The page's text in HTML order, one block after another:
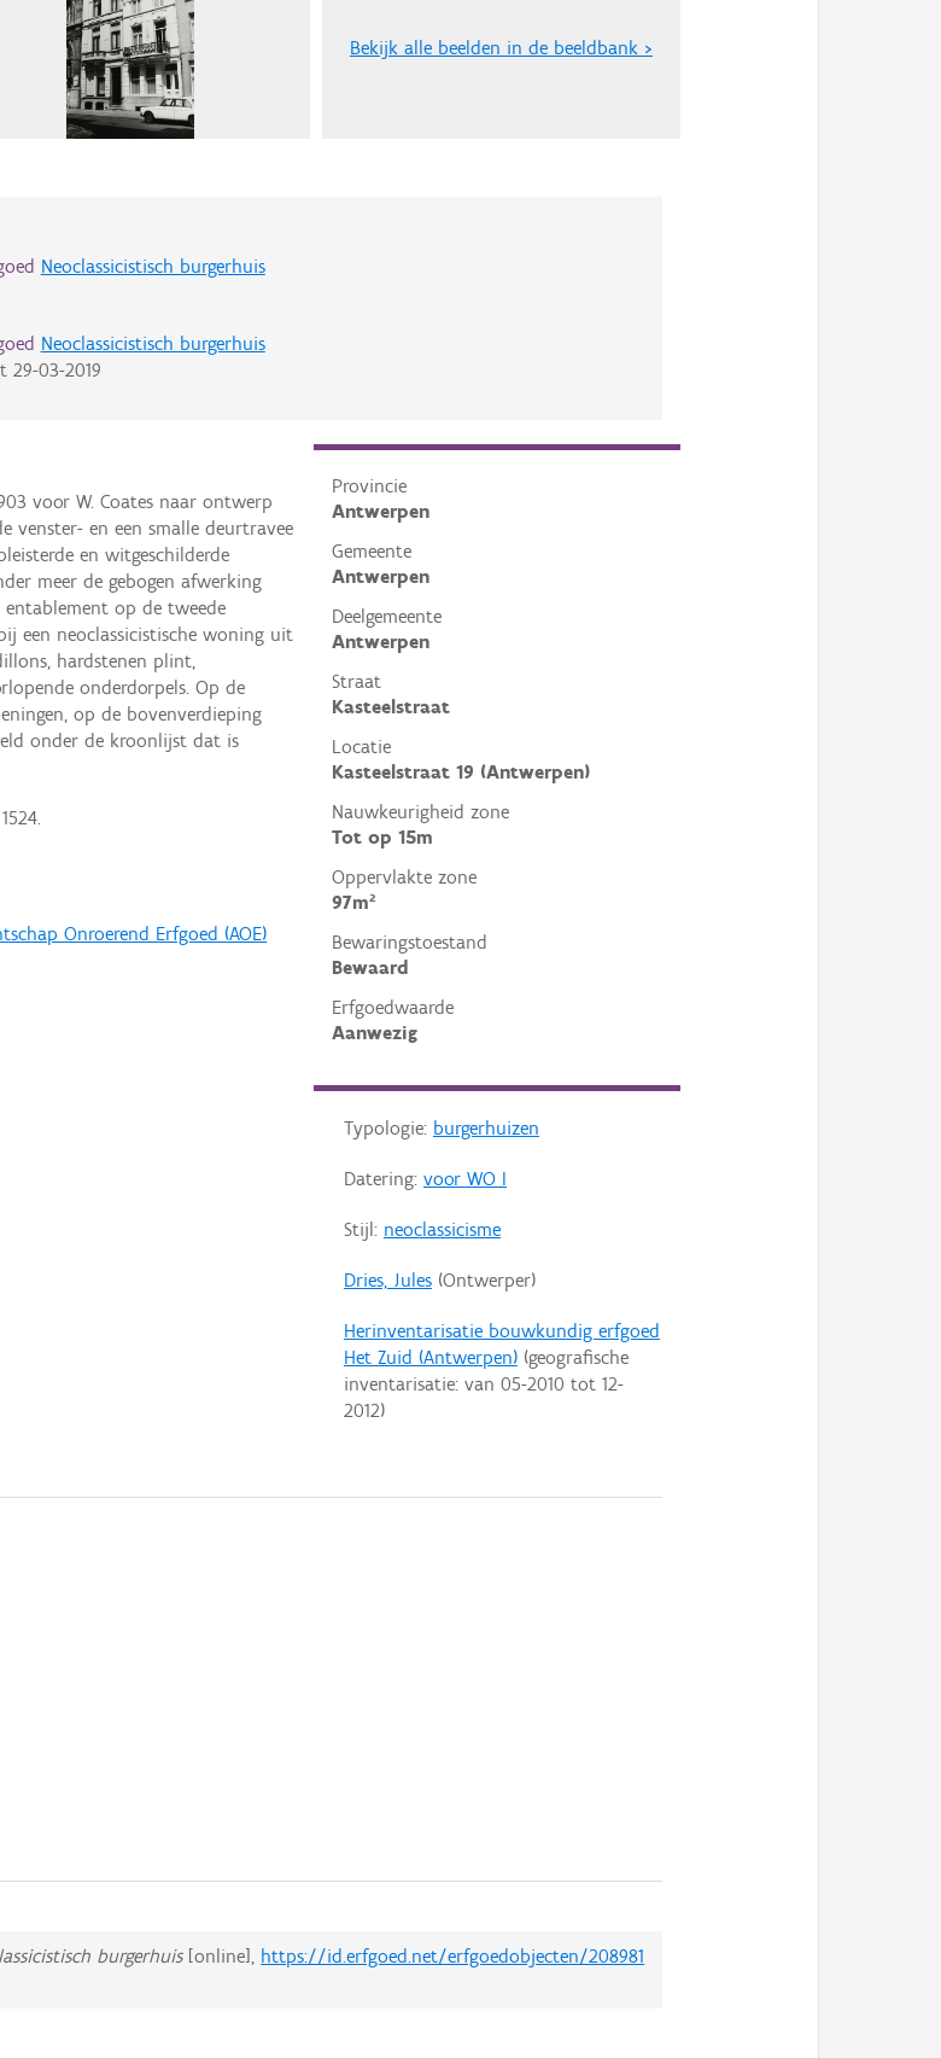
Bekijk alle beelden in de beeldbank >
Neoclassicistisch burgerhuis
Neoclassicistisch burgerhuis
29-03-2019
Provincie
Antwerpen
Gemeente
Antwerpen
Deelgemeente
Antwerpen
Straat
Kasteelstraat
Locatie
Kasteelstraat 19 (Antwerpen)
Nauwkeurigheid zone
Tot op 15m
Oppervlakte zone
97m²
Bewaringstoestand
Bewaard
Erfgoedwaarde
Aanwezig
Typologie: burgerhuizen
Datering: voor WO I
Stijl: neoclassicisme
Dries, Jules(Ontwerper)
Herinventarisatie bouwkundig erfgoed
Het Zuid (Antwerpen)(geografische
inventarisatie: van 05-2010 tot 12-
2012)
voor W. Coates naar ontwerp
venster- en een smalle deurtravee
en witgeschilderde
meer de gebogen afwerking
op de tweede
een neoclassicistische woning uit
hardstenen plint,
onderdorpels. Op de
op de bovenverdieping
onder de kroonlijst dat is
Onroerend Erfgoed (AOE)
burgerhuis[online], https://id.erfgoed.net/erfgoedobjecten/208981